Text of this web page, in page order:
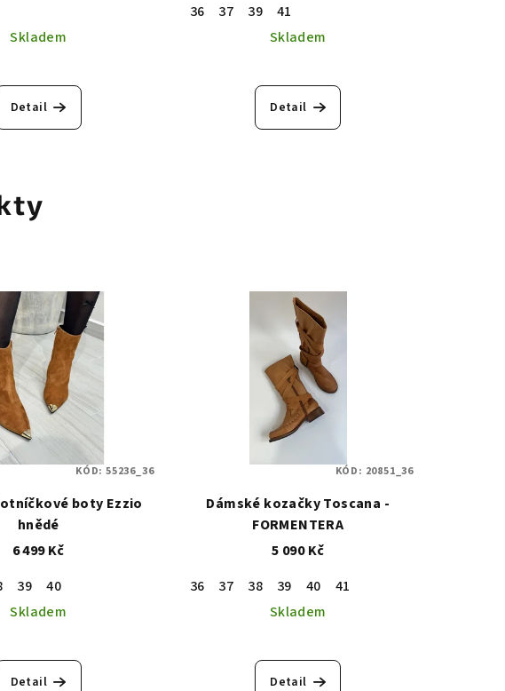
Skladem
hodnocení
produktu
je
5
hvězdiček.
Detail
36
37 39
41
Skladem
Detail
boty Ezzio
hnědé
6 499 Kč
39
40
Skladem
Detail
KÓD:55236_36
Dámské kozačky Toscana -
FORMENTERA
5 090 Kč
36
37 38 39 40
41
Skladem
Detail
KÓD: 20851_36